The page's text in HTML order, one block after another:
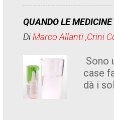
ricchi
dove
avere
tutta
QUANDO LE
Di Marco Allanti ,Crini
Sono
case
dà i
che